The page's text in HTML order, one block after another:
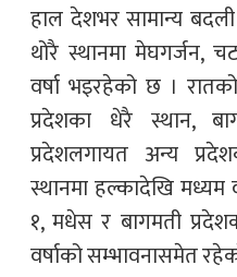
हाल देशभर सामान्य
थोरै स्थानमा मेघगर्जन,
वर्षा भइरहेको छ ।
प्रदेशका धेरै स्थान,
प्रदेशलगायत अन्य
स्थानमा हल्कादेखि मध्यम
१, मधेस र बागमती
वर्षाको सम्भावनासमेत